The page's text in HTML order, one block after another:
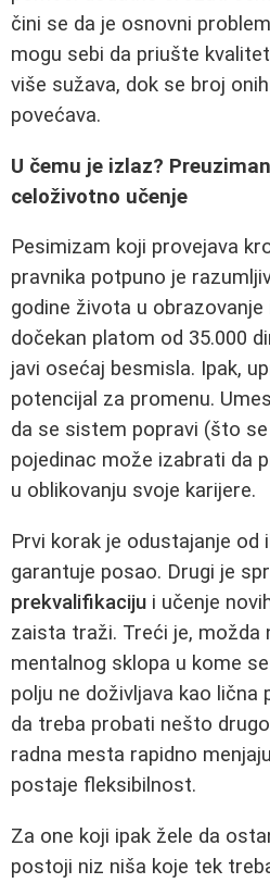
čini se da je osnovni
mogu sebi da priušte
više sužava, dok se broj
povećava.
U čemu je izlaz?
celoživotno učenje
Pesimizam koji provejava
pravnika potpuno je
godine života u obrazovanje
dočekan platom od 35.000
javi osećaj besmisla. Ipak,
potencijal za promenu.
da se sistem popravi (što
pojedinac može izabrati da
u oblikovanju svoje karijere.
Prvi korak je odustajanje od
garantuje posao. Drugi je
prekvalifikaciju i učenje
zaista traži. Treći je, možda
mentalnog sklopa u kome
polju ne doživljava kao lična
da treba probati nešto
radna mesta rapidno
postaje fleksibilnost.
Za one koji ipak žele da
postoji niz niša koje tek